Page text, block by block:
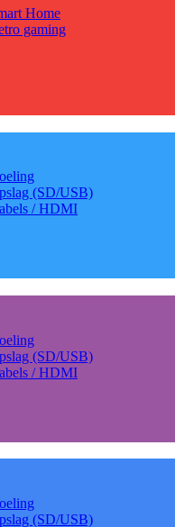
Home
gaming
(SD/USB)
/ HDMI
(SD/USB)
/ HDMI
(SD/USB)